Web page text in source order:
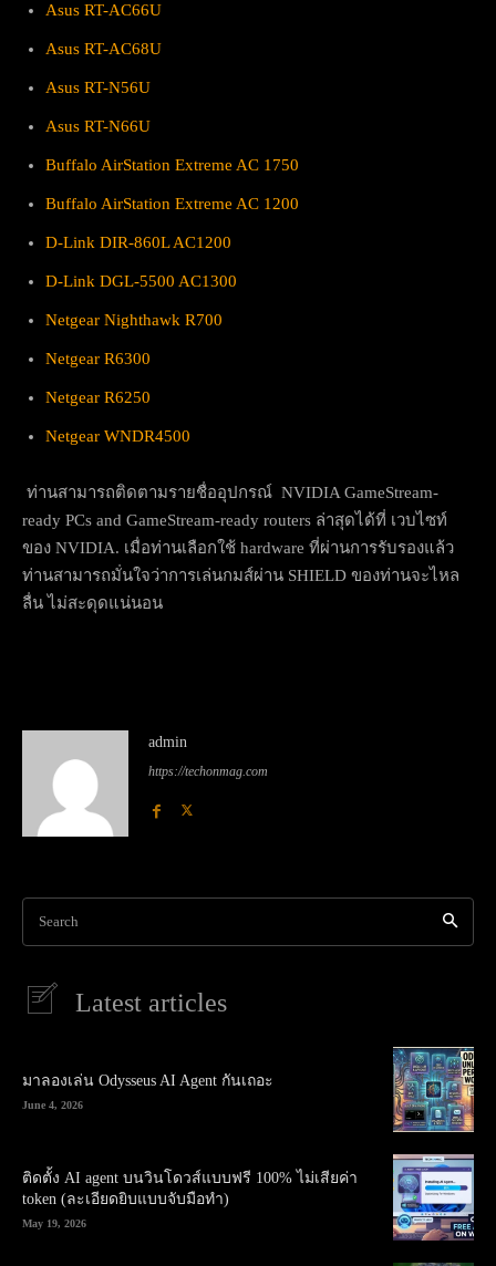
Asus RT-AC66U
Asus RT-AC68U
Asus RT-N56U
Asus RT-N66U
Buffalo AirStation Extreme AC 1750
Buffalo AirStation Extreme AC 1200
D-Link DIR-860L AC1200
D-Link DGL-5500 AC1300
Netgear Nighthawk R700
Netgear R6300
Netgear R6250
Netgear WNDR4500
ท่านสามารถติดตามรายชื่ออุปกรณ์ NVIDIA GameStream-
ready PCs and GameStream-ready routers ล่าสุดได้ที่ เวบไซท์
ของ NVIDIA. เมื่อท่านเลือกใช้ hardware ที่ผ่านการรับรองแล้ว
ท่านสามารถมั่นใจว่าการเล่นกมส์ผ่าน SHIELD ของท่านจะไหล
ลื่น ไม่สะดุดแน่นอน
admin
https://techonmag.com
Search
Latest articles
มาลองเล่น Odysseus AI Agent กันเถอะ
June 4, 2026
ติดตั้ง AI agent บนวินโดวส์แบบฟรี 100% ไม่เสียค่า
token (ละเอียดยิบแบบจับมือทำ)
May 19, 2026